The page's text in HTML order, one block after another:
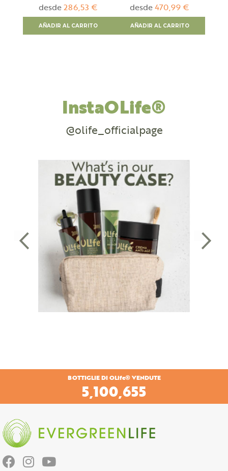
desde286,53 €
AÑADIR AL CARRITO
desde470,99 €
AÑADIR AL CARRITO
InstaOLife®
@olife_officialpage
BOTTIGLIE DI OLife® VENDUTE
6,055,273